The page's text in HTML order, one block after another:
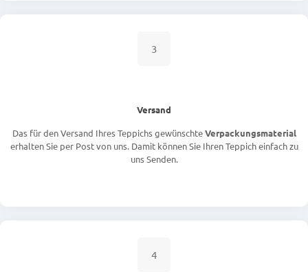
3
Versand
Das für den Versand Ihres Teppichs gewünschteVerpackungsmaterial
erhalten Sie per Post von uns. Damit können Sie Ihren Teppich einfach zu
uns Senden.
4